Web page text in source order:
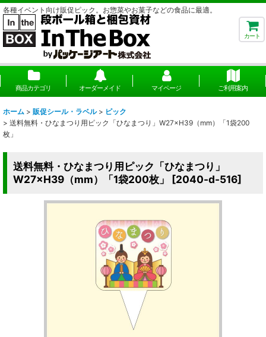
各種イベント向け販促ピック。お惣菜やお菓子などの食品に最適。
カート
商品カテゴリ オーダーメイド マイページ ご利用案内
ホーム > 販促シール・ラベル > ピック
> 送料無料・ひなまつり用ピック「ひなまつり」W27×H39（mm）「1袋200
枚」
送料無料・ひなまつり用ピック「ひなまつり」
W27×H39（mm）「1袋200枚」
[2040-d-516]